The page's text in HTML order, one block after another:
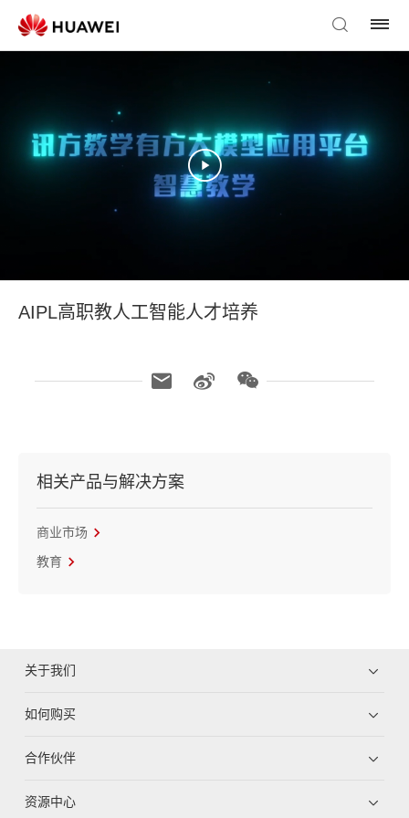
AIPL高职教人工智能人才培养
相关产品与解决方案
商业市场
教育
关于我们
如何购买
合作伙伴
资源中心